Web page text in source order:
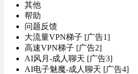
其他
帮助
问题反馈
大流量VPN梯子 [广告1]
高速VPN梯子 [广告2]
AI风月-成人聊天 [广告3]
AI电子魅魔-成人聊天 [广告4]